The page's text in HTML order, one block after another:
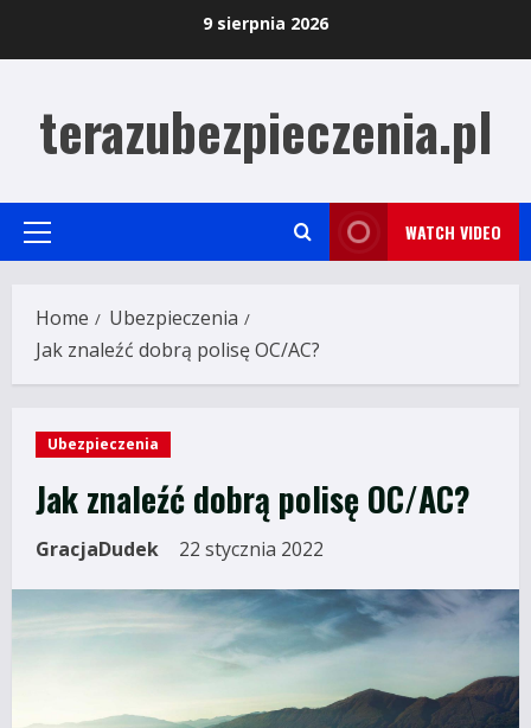
9 sierpnia 2026
terazubezpieczenia.pl
Primary
WATCH VIDEO
Home
Ubezpieczenia
Jak znaleźć dobrą polisę OC/AC?
Ubezpieczenia
Jak znaleźć dobrą polisę OC/AC?
GracjaDudek 22 stycznia 2022